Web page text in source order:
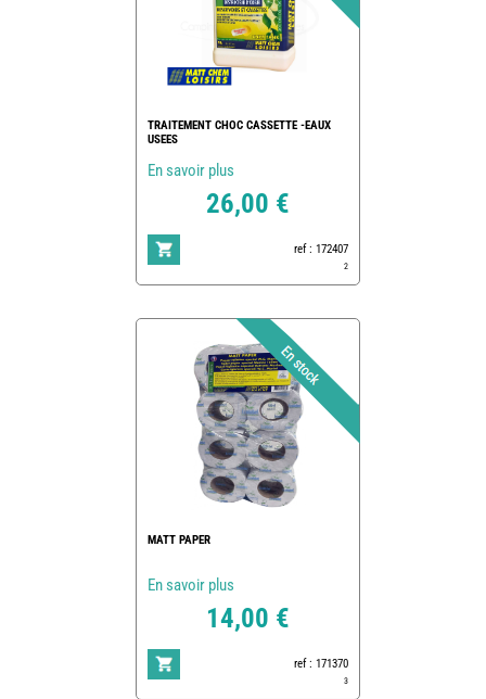
TRAITEMENT CHOC CASSETTE -EAUX
USEES
En savoir plus
26,00 €
ref : 172407
2
MATT PAPER
En savoir plus
14,00 €
ref : 171370
3